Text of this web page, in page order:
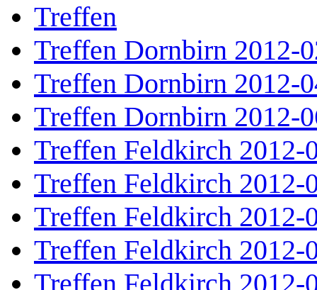
Treffen
Treffen Dornbirn 2012-
Treffen Dornbirn 2012-
Treffen Dornbirn 2012-
Treffen Feldkirch 2012-
Treffen Feldkirch 2012-
Treffen Feldkirch 2012-
Treffen Feldkirch 2012-
Treffen Feldkirch 2012-